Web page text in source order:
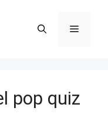
Menú
pop quiz